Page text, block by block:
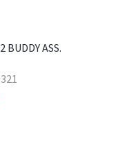
BUDDY ASS.